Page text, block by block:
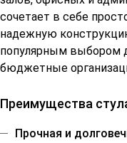
сочетает в себе
надежную
популярным выбором
бюджетные
Преимущества
Прочная и